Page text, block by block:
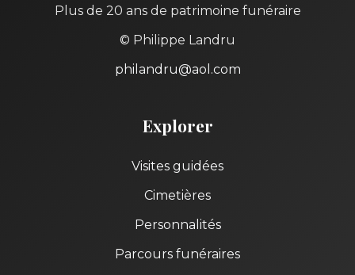
Plus de 20 ans de patrimoine funéraire
© Philippe Landru
philandru@aol.com
Explorer
Visites guidées
Cimetières
Personnalités
Parcours funéraires